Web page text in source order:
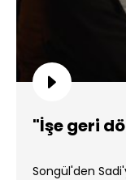
"İşe geri
Songül'den